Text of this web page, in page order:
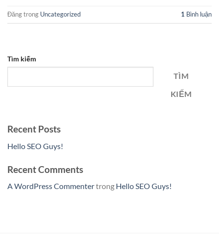
Đăng trong Uncategorized 1 Bình luận
Tìm kiếm
TÌM
KIẾM
Recent Posts
Hello SEO Guys!
Recent Comments
A WordPress Commentertrong Hello SEO Guys!